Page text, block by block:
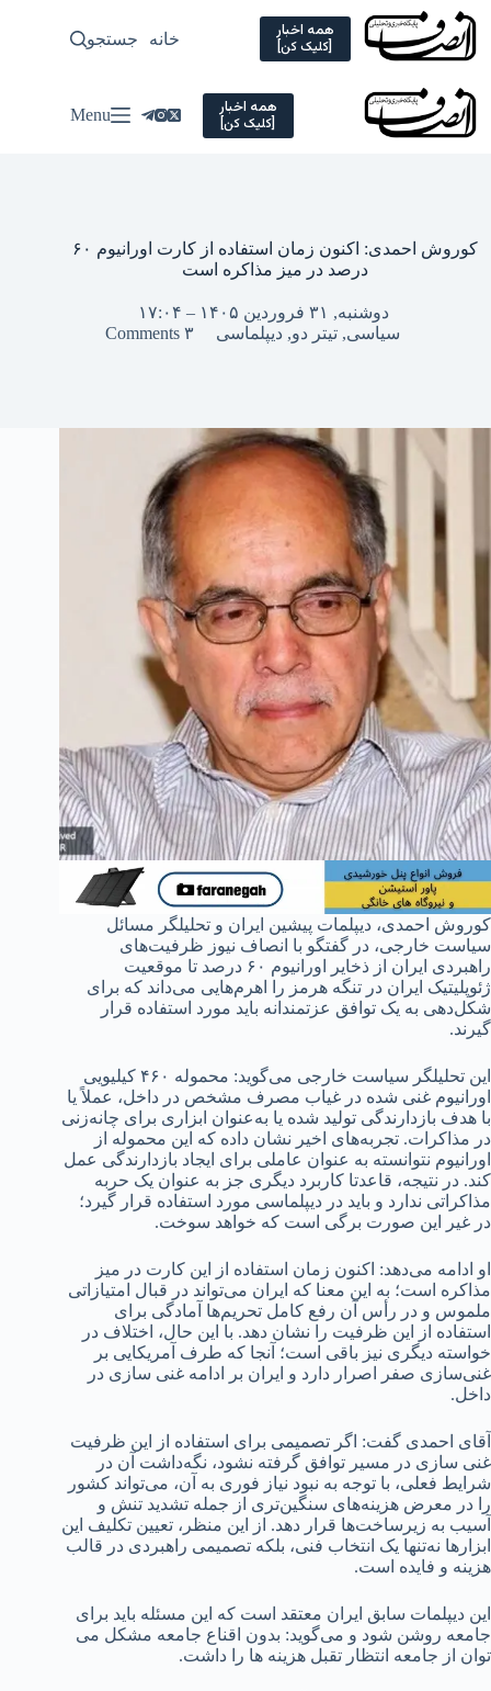
Skip
content
همه اخبار
[کلیک کن] خانه سیاسی
جستجو
همه اخبار
[کلیک کن] Menu
کوروش احمدی: اکنون زمان استفاده از کارت اورانیوم ۶۰
درصد در میز مذاکره است
دوشنبه, ۳۱ فروردین ۱۴۰۵ – ۱۷:۰۴
سیاسی, تیتر دو, دیپلماسی ۳ Comments
کوروش احمدی، دیپلمات پیشین ایران و تحلیلگر مسائل
سیاست خارجی، در گفتگو با انصاف نیوز ظرفیت‌های
راهبردی ایران از ذخایر اورانیوم ۶۰ درصد تا موقعیت
ژئوپلیتیک ایران در تنگه هرمز را اهرم‌هایی می‌داند که برای
شکل‌دهی به یک توافق عزتمندانه باید مورد استفاده قرار
گیرند.
این تحلیلگر سیاست خارجی می‌گوید: محموله ۴۶۰ کیلیویی
اورانیوم غنی شده در غیاب مصرف مشخص در داخل، عملاً یا
با هدف بازدارندگی تولید شده یا به‌عنوان ابزاری برای چانه‌زنی
در مذاکرات. تجربه‌های اخیر نشان داده که این محموله از
اورانیوم نتوانسته به عنوان عاملی برای ایجاد بازدارندگی عمل
کند. در نتیجه، قاعدتا کاربرد دیگری جز به عنوان یک حربه
مذاکراتی ندارد و باید در دیپلماسی مورد استفاده قرار گیرد؛
در غیر این صورت برگی است که خواهد سوخت.
او ادامه می‌دهد: اکنون زمان استفاده از این کارت در میز
مذاکره است؛ به این معنا که ایران می‌تواند در قبال امتیازاتی
ملموس و در رأس آن رفع کامل تحریم‌ها آمادگی برای
استفاده از این ظرفیت را نشان دهد. با این حال، اختلاف در
خواسته‌ دیگری نیز باقی است؛ آنجا که طرف آمریکایی بر
غنی‌سازی صفر اصرار دارد و ایران بر ادامه غنی سازی در
داخل.
آقای احمدی گفت: اگر تصمیمی برای استفاده از این ظرفیت
غنی سازی در مسیر توافق گرفته نشود، نگه‌داشت آن در
شرایط فعلی، با توجه به نبود نیاز فوری به آن، می‌تواند کشور
را در معرض هزینه‌های سنگین‌تری از جمله تشدید تنش و
آسیب به زیرساخت‌ها قرار دهد. از این منظر، تعیین تکلیف این
ابزارها نه‌تنها یک انتخاب فنی، بلکه تصمیمی راهبردی در قالب
هزینه و فایده است.
این دیپلمات سابق ایران معتقد است که این مسئله باید برای
جامعه روشن شود و می‌گوید: بدون اقناع جامعه مشکل می
توان از جامعه انتظار تقبل هزینه ها را داشت.